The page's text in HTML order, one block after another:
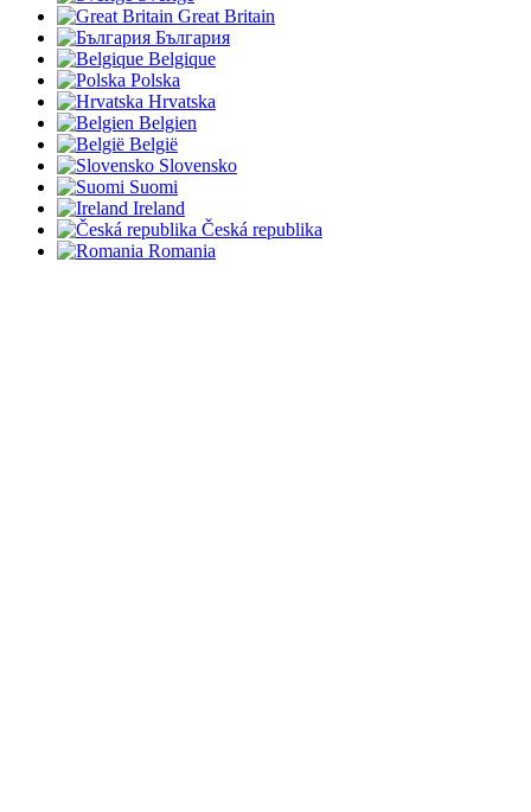
Great Britain
България
Belgique
Polska
Hrvatska
Belgien
België
Slovensko
Suomi
Ireland
Česká republika
Romania